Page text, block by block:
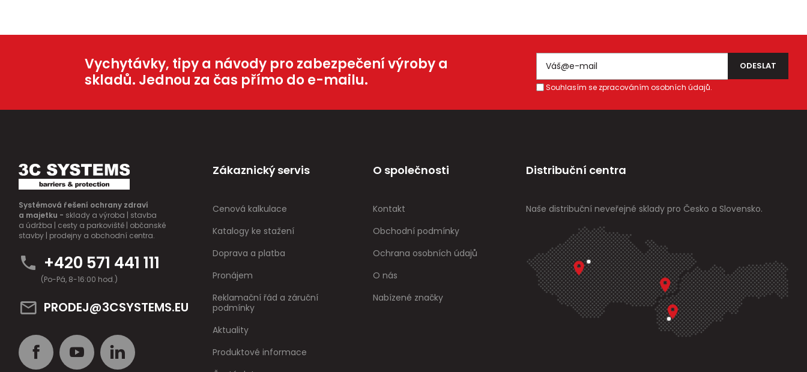
Vychytávky, tipy a návody pro zabezpečení výroby a
skladů. Jednou za čas přímo do e-mailu.
Souhlasím se zpracováním osobních údajů.
Systémová řešení ochrany zdraví
a majetku - sklady a výroba | stavba
a údržba | cesty a parkoviště | občanské
stavby | prodejny a obchodní centra.
+420 571 441 111
(Po-Pá, 8-16:00 hod.)
PRODEJ@3CSYSTEMS.EU
Zákaznický servis
Cenová kalkulace
Katalogy ke stažení
Doprava a platba
Pronájem
Reklamační řád a záruční
podmínky
Aktuality
Produktové informace
O společnosti
Kontakt
Obchodní podmínky
Ochrana osobních údajů
O nás
Nabízené značky
Distribuční centra
Naše distribuční neveřejné sklady pro Česko a Slovensko.